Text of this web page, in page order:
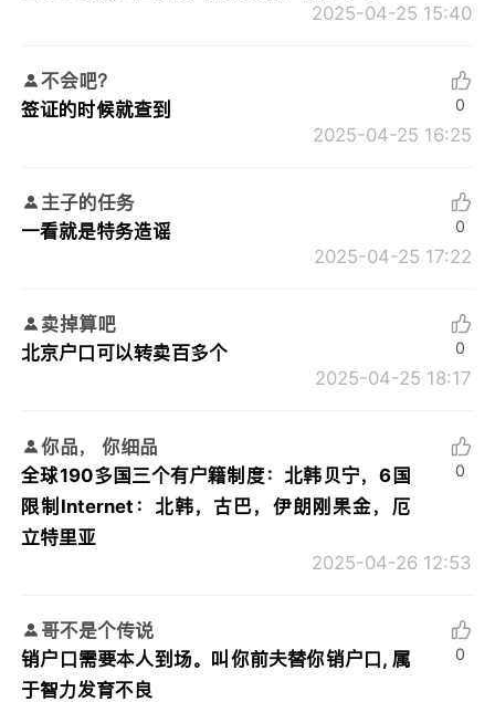
2025-04-25 15:40
不会吧？
签证的时候就查到
2025-04-25 16:25
0
主子的任务
一看就是特务造谣
2025-04-25 17:22
0
卖掉算吧
北京户口可以转卖百多个
2025-04-25 18:17
0
你品， 你细品
全球190多国三个有户籍制度：北韩贝宁，6国
限制Internet：北韩，古巴，伊朗刚果金，厄
立特里亚
2025-04-26 12:53
0
哥不是个传说
销户口需要本人到场。叫你前夫替你销户口, 属
于智力发育不良
0